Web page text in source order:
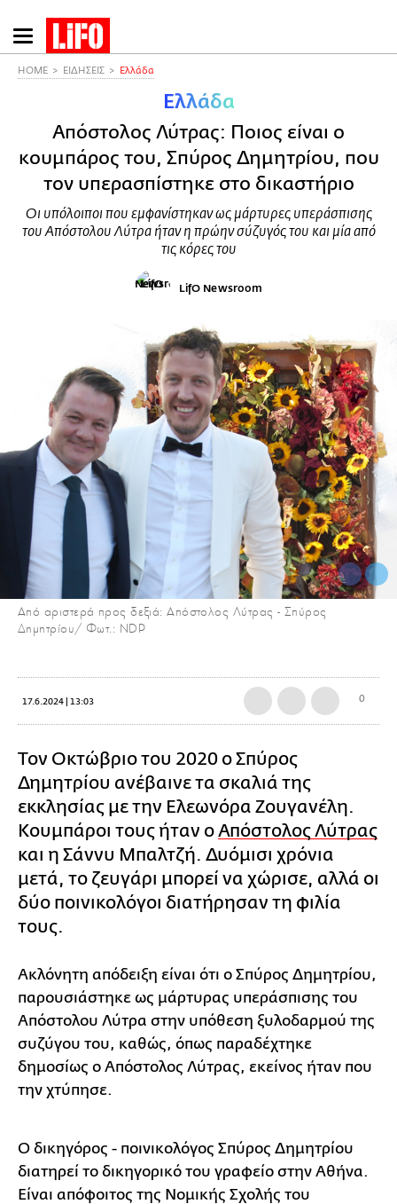
Παράκαμψη
προς
HOME ΕΙΔΗΣΕΙΣ Ελλάδα
Ελλάδα
Απόστολος Λύτρας: Ποιος είναι ο
κουμπάρος του, Σπύρος Δημητρίου, που
τον υπερασπίστηκε στο δικαστήριο
Οι υπόλοιποι που εμφανίστηκαν ως μάρτυρες υπεράσπισης
του Απόστολου Λύτρα ήταν η πρώην σύζυγός του και μία από
τις κόρες του
LifO Newsroom
Από αριστερά προς δεξιά: Απόστολος Λύτρας - Σπύρος
Δημητρίου/ Φωτ.: NDP
17.6.2024 | 13:03 0
Τον Οκτώβριο του 2020 ο Σπύρος
Δημητρίου ανέβαινε τα σκαλιά της
εκκλησίας με την Ελεωνόρα Ζουγανέλη.
Κουμπάροι τους ήταν οΑπόστολος Λύτρας
και η Σάννυ Μπαλτζή. Δυόμισι χρόνια
μετά, το ζευγάρι μπορεί να χώρισε, αλλά οι
δύο ποινικολόγοι διατήρησαν τη φιλία
τους.
Ακλόνητη απόδειξη είναι ότι ο Σπύρος Δημητρίου,
παρουσιάστηκε ως μάρτυρας υπεράσπισης του
Απόστολου Λύτρα στην υπόθεση ξυλοδαρμού της
συζύγου του, καθώς, όπως παραδέχτηκε
δημοσίως ο Απόστολος Λύτρας, εκείνος ήταν που
την χτύπησε.
O δικηγόρος - ποινικολόγος Σπύρος Δημητρίου
διατηρεί το δικηγορικό του γραφείο στην Αθήνα.
Είναι απόφοιτος της Νομικής Σχολής του